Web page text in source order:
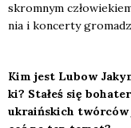
skrom­nym
nia i kon­cer­ty
Kim jest Lubow
ki? Sta­łeś się
ukra­iń­skich twór­ców